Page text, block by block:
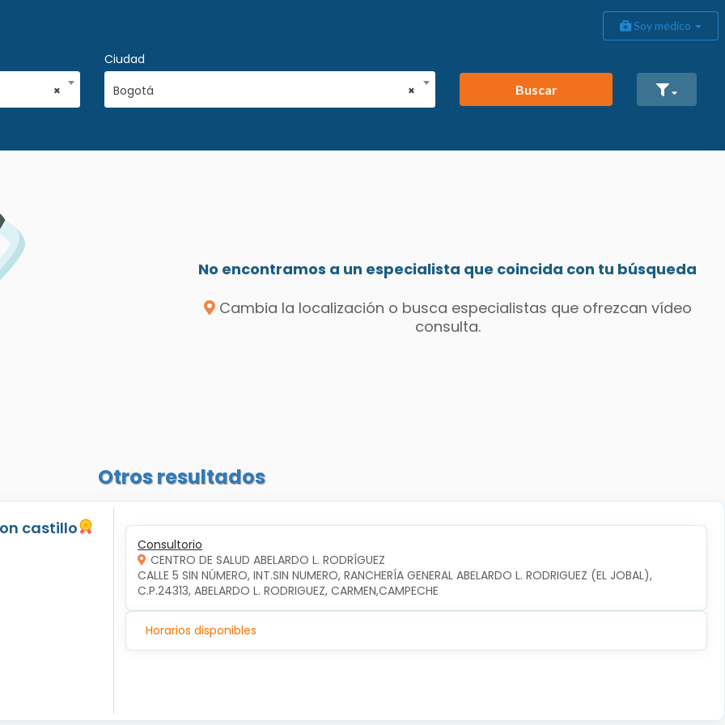
Soy médico
×
Ciudad
×
Bogotá Buscar
No encontramos a un especialista que coincida con tu búsqueda
Cambia la localización o busca especialistas que ofrezcan vídeo
consulta.
Otros resultados
castillo
Consultorio
CENTRO DE SALUD ABELARDO L. RODRÍGUEZ
CALLE 5 SIN NÚMERO, INT.SIN NUMERO, RANCHERÍA GENERAL ABELARDO L. RODRIGUEZ (EL JOBAL),
C.P.24313, ABELARDO L. RODRIGUEZ, CARMEN,CAMPECHE
Horarios disponibles